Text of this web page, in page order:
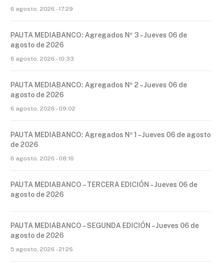
6 agosto, 2026 - 17:29
PAUTA MEDIABANCO: Agregados Nº 3 – Jueves 06 de
agosto de 2026
6 agosto, 2026 - 10:33
PAUTA MEDIABANCO: Agregados Nº 2 – Jueves 06 de
agosto de 2026
6 agosto, 2026 - 09:02
PAUTA MEDIABANCO: Agregados Nº 1 – Jueves 06 de agosto
de 2026
6 agosto, 2026 - 08:16
PAUTA MEDIABANCO – TERCERA EDICIÓN – Jueves 06 de
agosto de 2026
PAUTA MEDIABANCO – SEGUNDA EDICIÓN – Jueves 06 de
agosto de 2026
5 agosto, 2026 - 21:26